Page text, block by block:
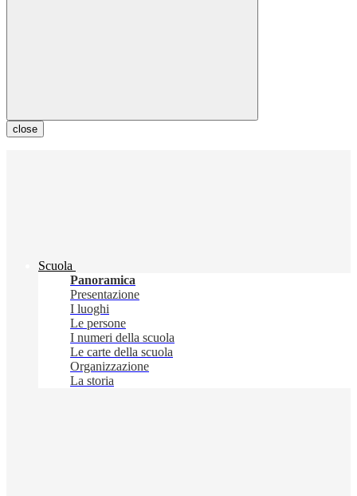
close
Scuola
Panoramica
Presentazione
I luoghi
Le persone
I numeri della scuola
Le carte della scuola
Organizzazione
La storia